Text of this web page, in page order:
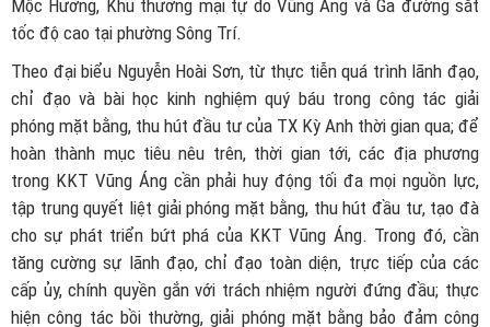
Mộc Hương, Khu thương mại tự do Vũng Áng và Ga đường sắt
tốc độ cao tại phường Sông Trí.
Theo đại biểu Nguyễn Hoài Sơn, từ thực tiễn quá trình lãnh đạo,
chỉ đạo và bài học kinh nghiệm quý báu trong công tác giải
phóng mặt bằng, thu hút đầu tư của TX Kỳ Anh thời gian qua; để
hoàn thành mục tiêu nêu trên, thời gian tới, các địa phương
trong KKT Vũng Áng cần phải huy động tối đa mọi nguồn lực,
tập trung quyết liệt giải phóng mặt bằng, thu hút đầu tư, tạo đà
cho sự phát triển bứt phá của KKT Vũng Áng. Trong đó, cần
tăng cường sự lãnh đạo, chỉ đạo toàn diện, trực tiếp của các
cấp ủy, chính quyền gắn với trách nhiệm người đứng đầu; thực
hiện công tác bồi thường, giải phóng mặt bằng bảo đảm công